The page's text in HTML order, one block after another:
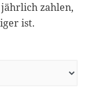
zahlen,
ist.